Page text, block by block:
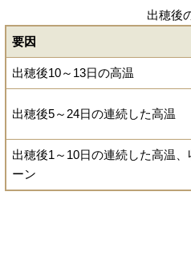
出穂後
要因
出穂後10～13日の高温
出穂後5～24日の連続した高温
出穂後1～10日の連続した高温
ーン